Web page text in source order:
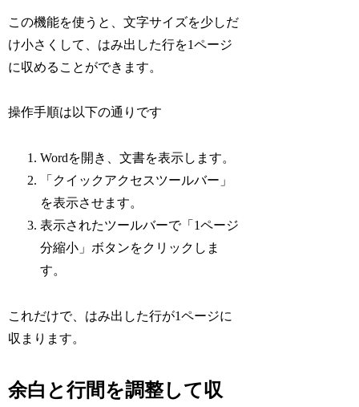
この機能を使うと、文字サイズを少しだ
け小さくして、はみ出した行を1ページ
に収めることができます。
操作手順は以下の通りです
Wordを開き、文書を表示します。
「クイックアクセスツールバー」
を表示させます。
表示されたツールバーで「1ページ
分縮小」ボタンをクリックしま
す。
これだけで、はみ出した行が1ページに
収まります。
余白と行間を調整して収